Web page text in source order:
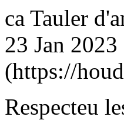
ca Tauler
23 Jan
(https://
Respecteu